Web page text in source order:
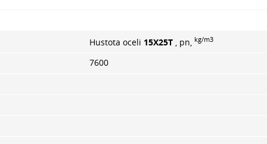
Hustota oceli 15X25T , pn, kg/m3
7600